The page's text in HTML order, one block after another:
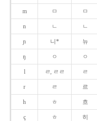
m ㅁ ㅁ
n ㄴ ㄴ
ɲ 니* 뉴
ŋ ㅇ ㅇ
l ㄹ, ㄹㄹ ㄹ
r ㄹ 르
h ㅎ 흐
ç ㅎ 히